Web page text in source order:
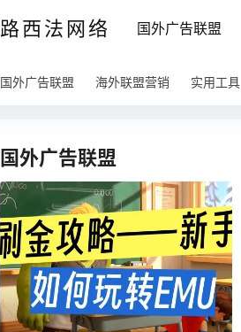
路西法网络 国外广告联盟
国外广告联盟 海外联盟营销 实用工具
国外广告联盟